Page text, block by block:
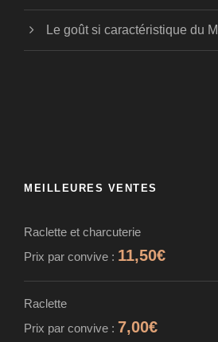
Le goût si caractéristique du
MEILLEURES VENTES
Raclette et charcuterie
Prix par convive : 11,50€
Raclette
Prix par convive : 7,00€